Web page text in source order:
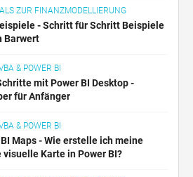
ZUR FINANZMODELLIERUNG
- Schritt für Schritt Beispiele
Barwert
& POWER BI
mit Power BI Desktop -
für Anfänger
& POWER BI
Maps - Wie erstelle ich meine
visuelle Karte in Power BI?